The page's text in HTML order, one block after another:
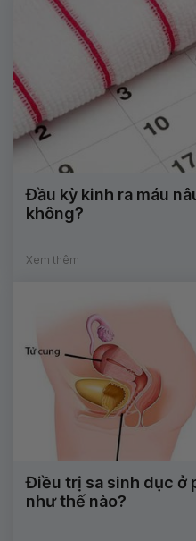
Đầu kỳ kinh ra máu
không?
Xem thêm
Điều trị sa sinh dục ở
như thế nào?